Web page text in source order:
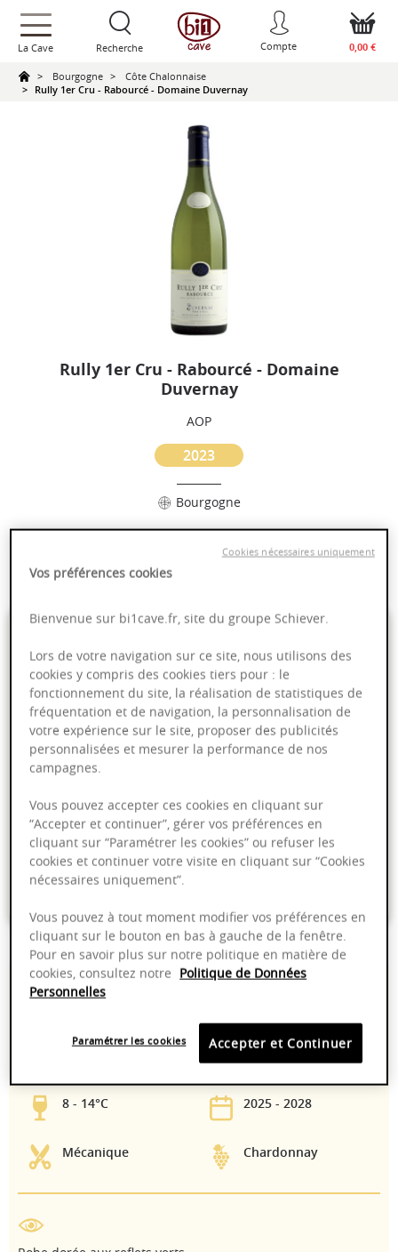
text.skipToContent
text.skipToNavigation
La Cave Recherche Compte 0,00 €
Bourgogne
Côte Chalonnaise
Rully 1er Cru - Rabourcé - Domaine Duvernay
Rully 1er Cru - Rabourcé - Domaine
Duvernay
AOP
2023
Bourgogne
Complexité
20,95 €
75cl- soit 27,93 €/ L
Livraison offerte dans nos points de vente
Emballage anti-casse
13,50%
Chaque parcelle est
vins sont élevés en
fût de chêne
8 - 14°C 2025 - 2028
Mécanique Chardonnay
Vos préférences cookies
Bienvenue sur bi1cave.fr, site du groupe Schiever.
Lors de votre navigation sur ce site, nous utilisons des
cookies y compris des cookies tiers pour : le
fonctionnement du site, la réalisation de statistiques de
fréquentation et de navigation, la personnalisation de
votre expérience sur le site, proposer des publicités
personnalisées et mesurer la performance de nos
campagnes.
Vous pouvez accepter ces cookies en cliquant sur
“Accepter et continuer”, gérer vos préférences en
cliquant sur “Paramétrer les cookies” ou refuser les
cookies et continuer votre visite en cliquant sur “Cookies
nécessaires uniquement”.
Vous pouvez à tout moment modifier vos préférences en
cliquant sur le bouton en bas à gauche de la fenêtre.
Pour en savoir plus sur notre politique en matière de
cookies, consultez notre Politique de Données
Personnelles
Accepter et Continuer
Paramétrer les cookies
Cookies nécessaires uniquement